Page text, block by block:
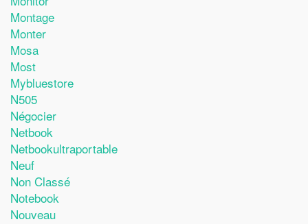
Montage
Monter
Mosa
Most
Mybluestore
N505
Négocier
Netbook
Netbookultraportable
Neuf
Non Classé
Notebook
Nouveau